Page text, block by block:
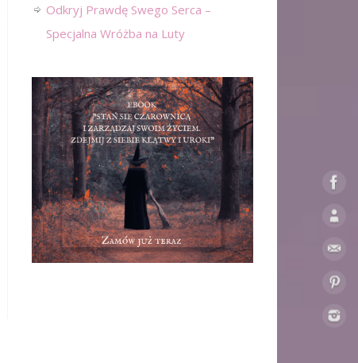
Odkryj Prawdę Swego Serca –
Specjalna Wróżba na Luty